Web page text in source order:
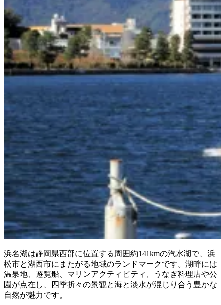
浜名湖は静岡県西部に位置する周囲約141kmの汽水湖で、浜
松市と湖西市にまたがる地域のランドマークです。湖畔には
温泉地、遊覧船、マリンアクティビティ、うなぎ料理店や公
園が点在し、四季折々の景観と海と淡水が混じり合う豊かな
自然が魅力です。